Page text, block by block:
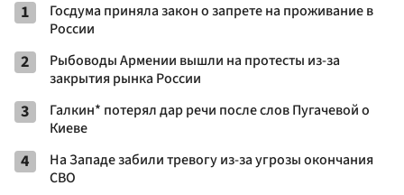
1
Госдума приняла закон о запрете на проживание в
России
2
Рыбоводы Армении вышли на протесты из-за
закрытия рынка России
3
Галкин* потерял дар речи после слов Пугачевой о
Киеве
4
На Западе забили тревогу из-за угрозы окончания
СВО